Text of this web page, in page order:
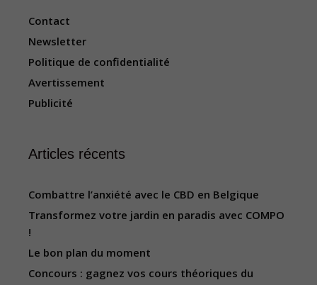
Contact
Newsletter
Politique de confidentialité
Avertissement
Publicité
Articles récents
Combattre l’anxiété avec le CBD en Belgique
Transformez votre jardin en paradis avec COMPO
!
Le bon plan du moment
Concours : gagnez vos cours théoriques du